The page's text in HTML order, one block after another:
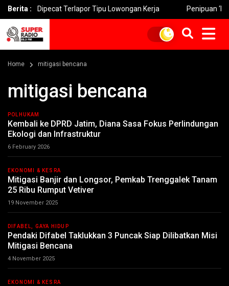
Berita :
Dipecat Terlapor Tipu Lowongan Kerja Penipuan ‘Fake
Home mitigasi bencana
mitigasi bencana
POLHUKAM
Kembali ke DPRD Jatim, Diana Sasa Fokus Perlindungan
Ekologi dan Infrastruktur
6 February 2026
EKONOMI & KESRA
Mitigasi Banjir dan Longsor, Pemkab Trenggalek Tanam
25 Ribu Rumput Vetiver
19 November 2025
DIFABEL, GAYA HIDUP
Pendaki Difabel Taklukkan 3 Puncak Siap Dilibatkan Misi
Mitigasi Bencana
4 November 2025
EKONOMI & KESRA